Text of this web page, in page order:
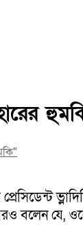
বলেন যে,